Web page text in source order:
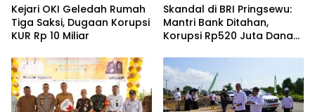
Kejari OKI Geledah Rumah
Tiga Saksi, Dugaan Korupsi
KUR Rp 10 Miliar
Skandal di BRI Pringsewu:
Mantri Bank Ditahan,
Korupsi Rp520 Juta Dana